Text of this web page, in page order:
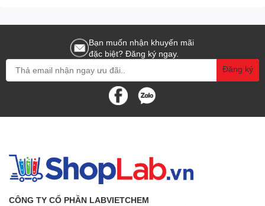
Bạn muốn nhận khuyến mãi
đặc biệt? Đăng ký ngay.
Đăng ký
CÔNG TY CỔ PHẦN LABVIETCHEM